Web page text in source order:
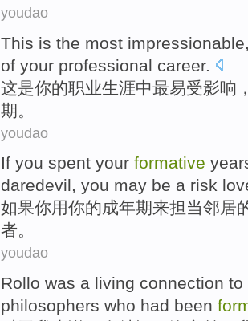
youdao
This is the most impressionable
of your professional career.
这是你的职业生涯中最易受影响
期 。
youdao
If you spent your formative
daredevil, you may be a risk
如果你用你的成年期来担当邻居
者。
youdao
Rollo was a living connection to
philosophers who had been